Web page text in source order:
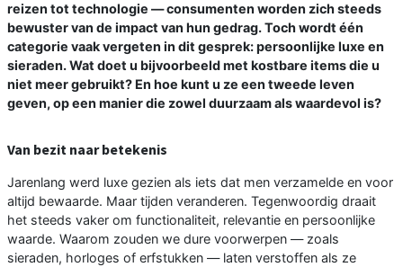
reizen tot technologie — consumenten worden zich steeds
bewuster van de impact van hun gedrag. Toch wordt één
categorie vaak vergeten in dit gesprek: persoonlijke luxe en
sieraden. Wat doet u bijvoorbeeld met kostbare items die u
niet meer gebruikt? En hoe kunt u ze een tweede leven
geven, op een manier die zowel duurzaam als waardevol is?
Van bezit naar betekenis
Jarenlang werd luxe gezien als iets dat men verzamelde en voor
altijd bewaarde. Maar tijden veranderen. Tegenwoordig draait
het steeds vaker om functionaliteit, relevantie en persoonlijke
waarde. Waarom zouden we dure voorwerpen — zoals
sieraden, horloges of erfstukken — laten verstoffen als ze